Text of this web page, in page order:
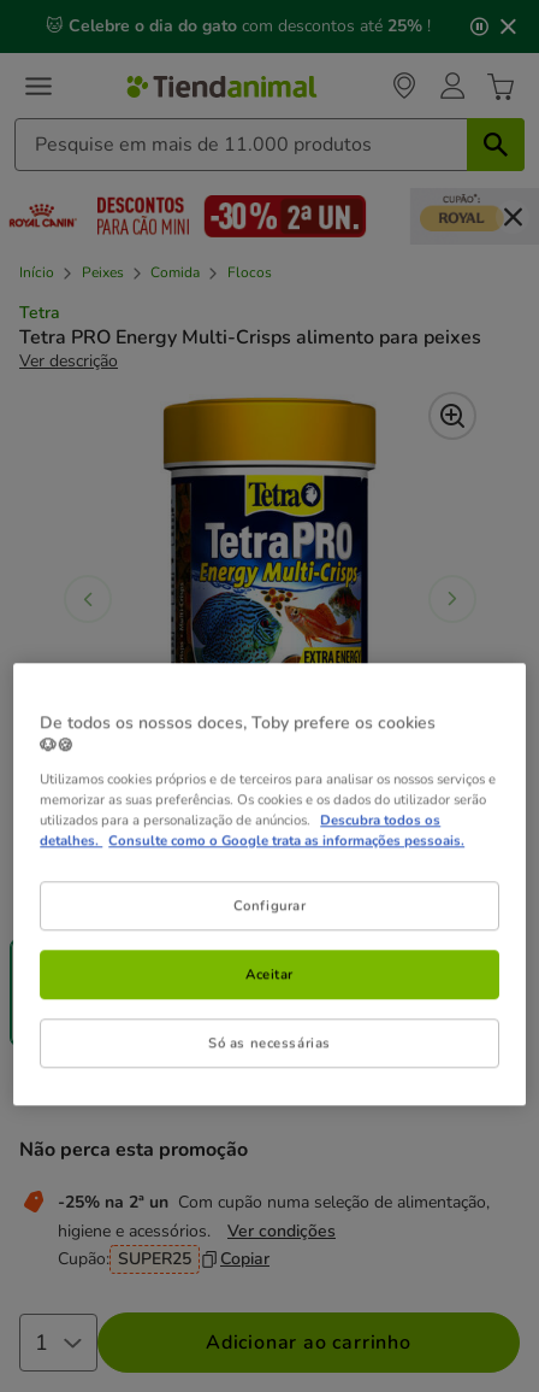
mensagem,
🐱 Celebre o dia do gato com descontos até 25% !
Início Peixes Comida Flocos
Tetra
Tetra PRO Energy Multi-Crisps alimento para peixes
Ver descrição
-25% na 2ª
9.39€
(37.56€ / l)
Não perca esta promoção
-25% na 2ª un Com cupão numa seleção de alimentação,
higiene e acessórios.
Ver condições
Cupão: SUPER25 Copiar
Adicionar ao carrinho
De todos os nossos doces, Toby prefere os cookies
🐶🍪
Utilizamos cookies próprios e de terceiros para analisar os nossos serviços e
memorizar as suas preferências. Os cookies e os dados do utilizador serão
utilizados para a personalização de anúncios. Descubra todos os
detalhes. Consulte como o Google trata as informações pessoais.
Configurar
Só as necessárias
Aceitar